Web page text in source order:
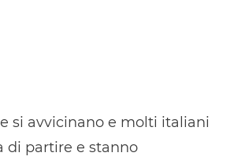
si avvicinano e molti italiani
di partire e stanno